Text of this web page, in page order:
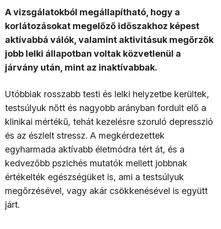
A vizsgálatokból megállapítható, hogy a
korlátozásokat megelőző időszakhoz képest
aktívabbá válók, valamint aktivitásuk megőrzők
jobb lelki állapotban voltak közvetlenül a
járvány után, mint az inaktívabbak.
Utóbbiak rosszabb testi és lelki helyzetbe kerültek,
testsúlyuk nőtt és nagyobb arányban fordult elő a
klinikai mértékű, tehát kezelésre szoruló depresszió
és az észlelt stressz. A megkérdezettek
egyharmada aktívabb életmódra tért át, és a
kedvezőbb pszichés mutatók mellett jobbnak
értékelték egészségüket is, ami a testsúlyuk
megőrzésével, vagy akár csökkenésével is együtt
járt.